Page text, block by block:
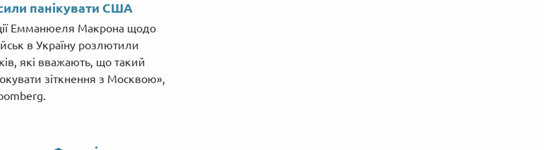
панікувати CША
Емманюеля Макрона щодо
в Україну розлютили
які вважають, що такий
зіткнення з Москвою»,